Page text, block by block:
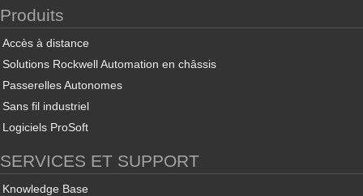
Produits
Accès à distance
Solutions Rockwell Automation en châssis
Passerelles Autonomes
Sans fil industriel
Logiciels ProSoft
SERVICES ET SUPPORT
Knowledge Base